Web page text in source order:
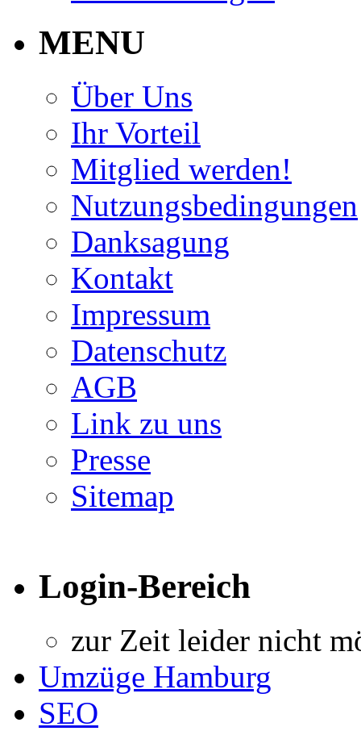
MENU
Über Uns
Ihr Vorteil
Mitglied werden!
Nutzungsbedingungen
Danksagung
Kontakt
Impressum
Datenschutz
AGB
Link zu uns
Presse
Sitemap
Login-Bereich
zur Zeit leider nicht
Umzüge Hamburg
SEO